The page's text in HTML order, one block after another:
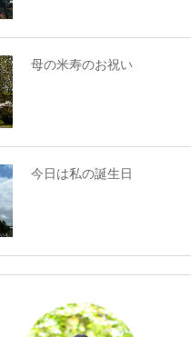
母の米寿のお祝い
今日は私の誕生日